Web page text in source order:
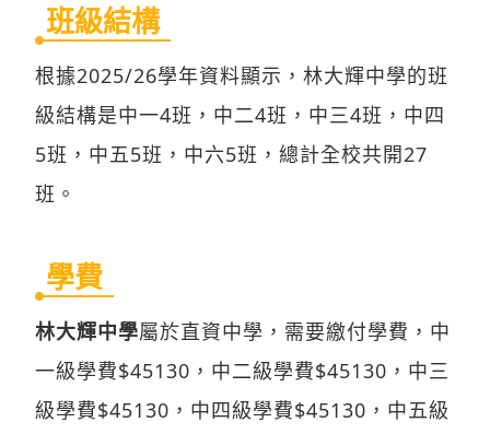
班級結構
根據2025/26學年資料顯示，林大輝中學的班
級結構是中一4班，中二4班，中三4班，中四
5班，中五5班，中六5班，總計全校共開27
班。
學費
林大輝中學屬於直資中學，需要繳付學費，中
一級學費$45130，中二級學費$45130，中三
級學費$45130，中四級學費$45130，中五級